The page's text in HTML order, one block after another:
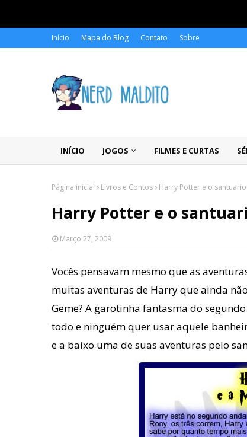
Início Mapa do Blog Contato Sobre
INÍCIO JOGOS FILMES E CURTAS
Página inicial Livros e Contos Harry Potter e o
Harry Potter e o
Março 27, 2009
Vocês pensavam mesmo que as
muitas aventuras de Harry que ainda
Geme? A garotinha fantasma do
todo e ninguém quer usar aquele
e a baixo uma de suas aventuras pelo